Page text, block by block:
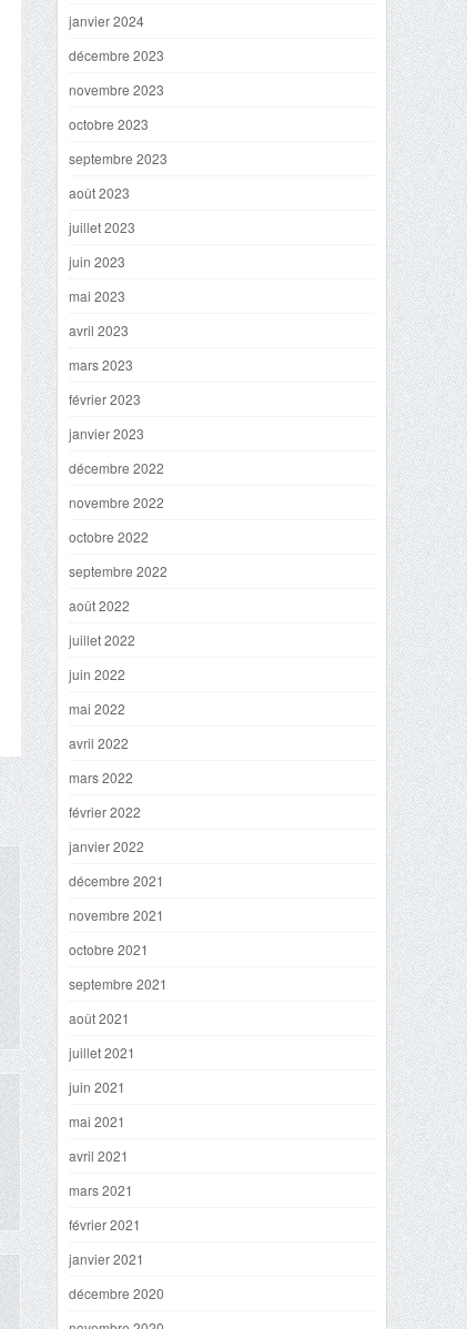
janvier 2024
décembre 2023
novembre 2023
octobre 2023
septembre 2023
août 2023
juillet 2023
juin 2023
mai 2023
avril 2023
mars 2023
février 2023
janvier 2023
décembre 2022
novembre 2022
octobre 2022
septembre 2022
août 2022
juillet 2022
juin 2022
mai 2022
avril 2022
mars 2022
février 2022
janvier 2022
décembre 2021
novembre 2021
octobre 2021
septembre 2021
août 2021
juillet 2021
juin 2021
mai 2021
avril 2021
mars 2021
février 2021
janvier 2021
décembre 2020